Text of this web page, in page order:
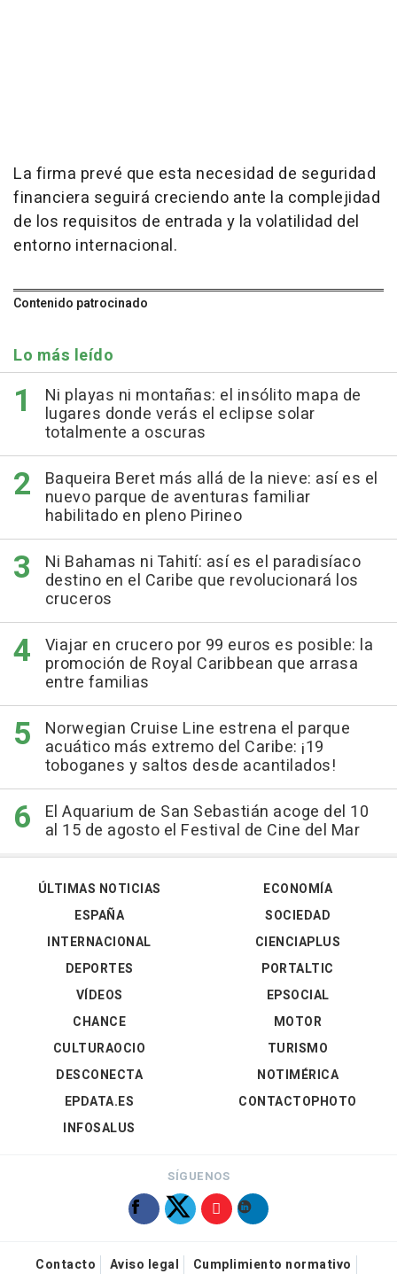
La firma prevé que esta necesidad de seguridad
financiera seguirá creciendo ante la complejidad
de los requisitos de entrada y la volatilidad del
entorno internacional.
Contenido patrocinado
Lo más leído
Ni playas ni montañas: el insólito mapa de
lugares donde verás el eclipse solar
totalmente a oscuras
Baqueira Beret más allá de la nieve: así es el
nuevo parque de aventuras familiar
habilitado en pleno Pirineo
Ni Bahamas ni Tahití: así es el paradisíaco
destino en el Caribe que revolucionará los
cruceros
Viajar en crucero por 99 euros es posible: la
promoción de Royal Caribbean que arrasa
entre familias
Norwegian Cruise Line estrena el parque
acuático más extremo del Caribe: ¡19
toboganes y saltos desde acantilados!
El Aquarium de San Sebastián acoge del 10
al 15 de agosto el Festival de Cine del Mar
ÚLTIMAS NOTICIAS
ESPAÑA
INTERNACIONAL
DEPORTES
VÍDEOS
ECONOMÍA
SOCIEDAD
CIENCIAPLUS
PORTALTIC
EPSOCIAL
CHANCE
CULTURAOCIO
DESCONECTA
EPDATA.ES
INFOSALUS
MOTOR
TURISMO
NOTIMÉRICA
CONTACTOPHOTO
SÍGUENOS
Contacto Aviso legal Cumplimiento normativo